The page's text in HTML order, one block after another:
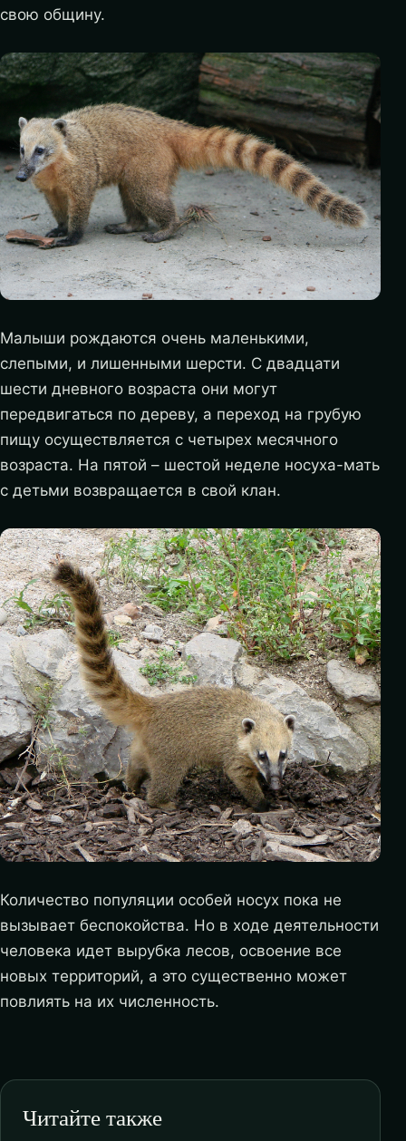
свою общину.
Малыши рождаются очень маленькими,
слепыми, и лишенными шерсти. С двадцати
шести дневного возраста они могут
передвигаться по дереву, а переход на грубую
пищу осуществляется с четырех месячного
возраста. На пятой – шестой неделе носуха-мать
с детьми возвращается в свой клан.
Количество популяции особей носух пока не
вызывает беспокойства. Но в ходе деятельности
человека идет вырубка лесов, освоение все
новых территорий, а это существенно может
повлиять на их численность.
Читайте также